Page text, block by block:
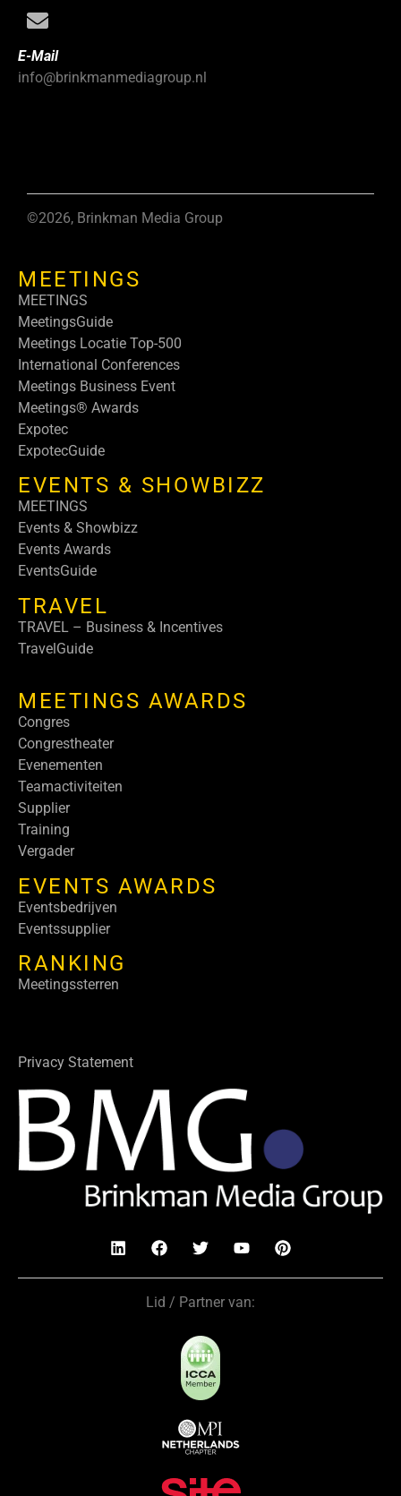
E-Mail
info@brinkmanmediagroup.nl
©2026, Brinkman Media Group
MEETINGS
MEETINGS
MeetingsGuide
Meetings Locatie Top-500
International Conferences
Meetings Business Event
Meetings® Awards
Expotec
ExpotecGuide
EVENTS & SHOWBIZZ
MEETINGS
Events & Showbizz
Events Awards
EventsGuide
TRAVEL
TRAVEL – Business & Incentives
TravelGuide
MEETINGS AWARDS
Congres
Congrestheater
Evenementen
Teamactiviteiten
Supplier
Training
Vergader
EVENTS AWARDS
Eventsbedrijven
Eventssupplier
RANKING
Meetingssterren
Privacy Statement
Lid / Partner van: